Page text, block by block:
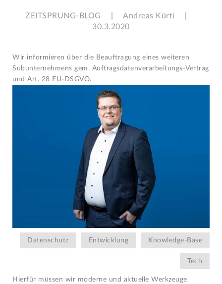
ZEITSPRUNG-BLOG Andreas Kürti
30.3.2020
Wir informieren über die Beauftragung eines weiteren
Subunternehmens gem. Auftragsdatenverarbeitungs-Vertrag
und Art. 28 EU-DSGVO.
Datenschutz Entwicklung Knowledge-Base
Tech
Hierfür müssen wir moderne und aktuelle Werkzeuge